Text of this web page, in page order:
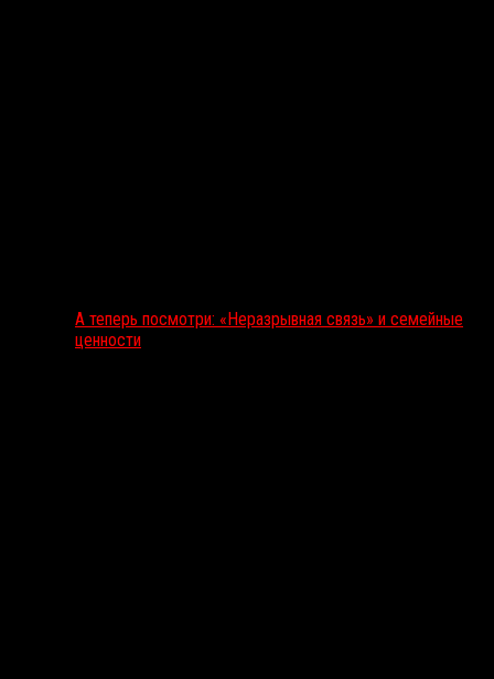
А теперь посмотри: «Неразрывная связь» и семейные
ценности